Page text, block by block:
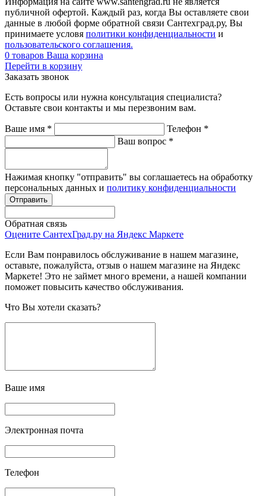
публичной офертой. Каждый раз, когда Вы оставляете свои
данные в любой форме обратной связи Сантехград.ру, Вы
принимаете условя политики конфиденциальности и
пользовательского соглашения.
0 товаров Ваша корзина
Перейти в корзину
Заказать звонок
Есть вопросы или нужна консультация специалиста?
Оставьте свои контакты и мы перезвоним вам.
Ваше имя * Телефон *
Ваш вопрос *
Нажимая кнопку "отправить" вы соглашаетесь на обработку
персональных данных и политику конфиденциальности
Обратная связь
Оцените СантехГрад.ру на Яндекс Маркете
Если Вам понравилось обслуживание в нашем магазине,
оставьте, пожалуйста, отзыв о нашем магазине на Яндекс
Маркете! Это не займет много времени, а нашей компании
поможет повысить качество обслуживания.
Что Вы хотели сказать?
Ваше имя
Электронная почта
Телефон